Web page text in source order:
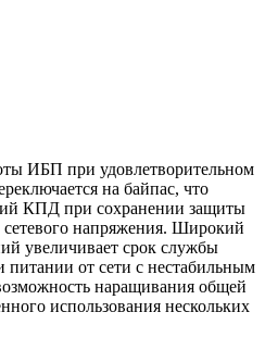
ИБП при удовлетворительном
на байпас, что
КПД при сохранении защиты
напряжения. Широкий
увеличивает срок службы
питании от сети с нестабильным
наращивания общей
использования нескольких